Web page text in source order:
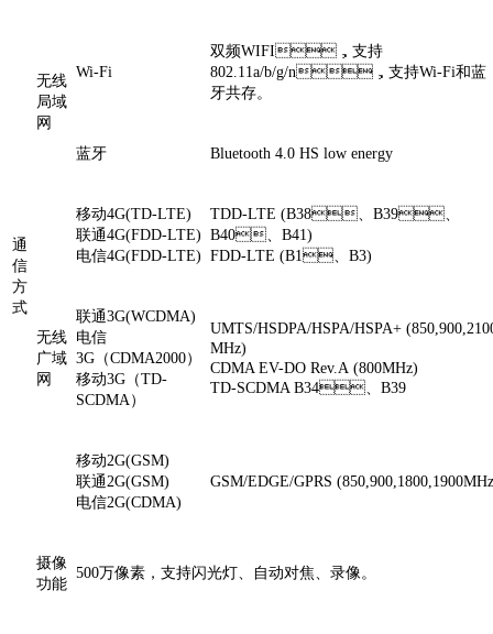
通
信
方
式
无线
局域
网
Wi-Fi
双频WIFI，支持
802.11a/b/g/n，支持Wi-Fi和蓝
牙共存。
蓝牙 Bluetooth 4.0 HS low energy
无线
广域
网
移动4G(TD-LTE)
联通4G(FDD-LTE)
电信4G(FDD-LTE)
TDD-LTE (B38、B39、
B40、B41)
FDD-LTE (B1、B3)
联通3G(WCDMA)
电信
3G（CDMA2000）
移动3G（TD-
SCDMA）
UMTS/HSDPA/HSPA/HSPA+
MHz)
CDMA EV-DO Rev.A (800MHz)
TD-SCDMA B34、B39
移动2G(GSM)
联通2G(GSM)
电信2G(CDMA)
GSM/EDGE/GPRS
摄像
功能
500万像素，支持闪光灯、自动对焦、录像。